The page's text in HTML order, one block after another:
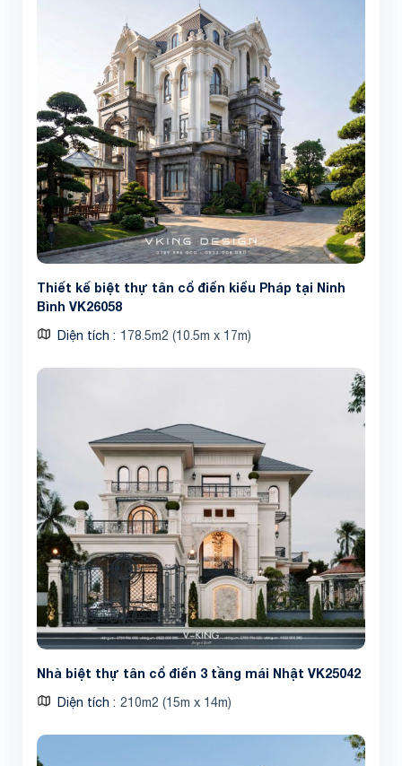
Thiết kế biệt thự tân cổ điển kiểu Pháp tại Ninh
Bình VK26058
Diện tích 178.5m2 (10.5m x 17m)
Nhà biệt thự tân cổ điển 3 tầng mái Nhật VK25042
Diện tích 210m2 (15m x 14m)